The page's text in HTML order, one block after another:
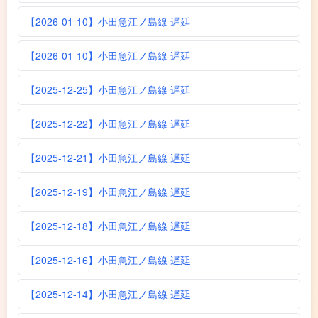
【2026-01-10】小田急江ノ島線 遅延
【2026-01-10】小田急江ノ島線 遅延
【2025-12-25】小田急江ノ島線 遅延
【2025-12-22】小田急江ノ島線 遅延
【2025-12-21】小田急江ノ島線 遅延
【2025-12-19】小田急江ノ島線 遅延
【2025-12-18】小田急江ノ島線 遅延
【2025-12-16】小田急江ノ島線 遅延
【2025-12-14】小田急江ノ島線 遅延